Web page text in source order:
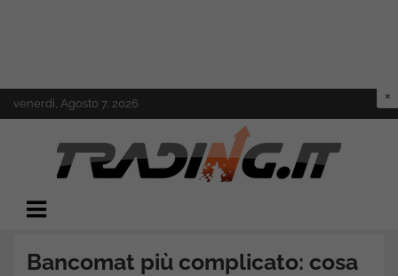
to
venerdì, Agosto 7, 2026
Trading.it
Bancomat più complicato: cosa